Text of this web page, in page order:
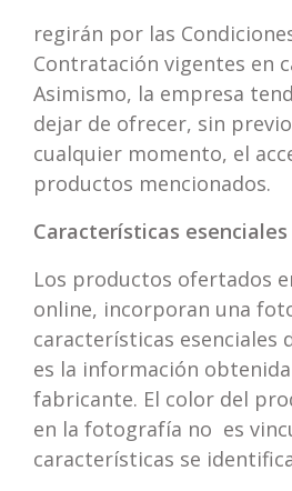
regirán por las
Contratación vigentes en
Asimismo, la empresa
dejar de ofrecer, sin
cualquier momento, el
productos mencionados.
Características
Los productos ofertados
online, incorporan una
características esenciales
es la información
fabricante. El color del
en la fotografía no es
características se